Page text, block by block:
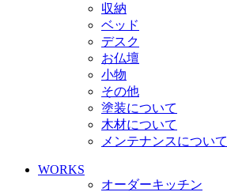
収納
ベッド
デスク
お仏壇
小物
その他
塗装について
木材について
メンテナンスについて
WORKS
オーダーキッチン